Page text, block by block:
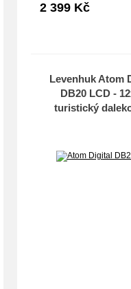
2 399 Kč
Levenhuk Atom
DB20 LCD -
turistický